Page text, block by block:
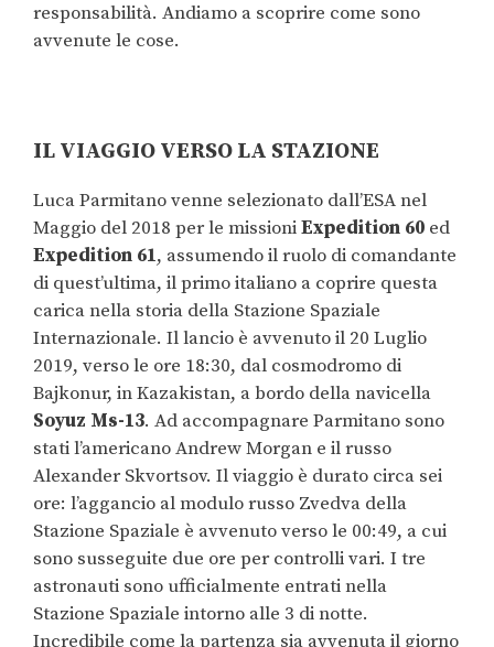
responsabilità. Andiamo a scoprire come sono
avvenute le cose.
IL VIAGGIO VERSO LA STAZIONE
Luca Parmitano venne selezionato dall’ESA nel
Maggio del 2018 per le missioniExpedition 60 ed
Expedition 61, assumendo il ruolo di comandante
di quest’ultima, il primo italiano a coprire questa
carica nella storia della Stazione Spaziale
Internazionale. Il lancio è avvenuto il 20 Luglio
2019, verso le ore 18:30, dal cosmodromo di
Bajkonur, in Kazakistan, a bordo della navicella
Soyuz Ms-13. Ad accompagnare Parmitano sono
stati l’americano Andrew Morgan e il russo
Alexander Skvortsov. Il viaggio è durato circa sei
ore: l’aggancio al modulo russo Zvedva della
Stazione Spaziale è avvenuto verso le 00:49, a cui
sono susseguite due ore per controlli vari. I tre
astronauti sono ufficialmente entrati nella
Stazione Spaziale intorno alle 3 di notte.
Incredibile come la partenza sia avvenuta il giorno